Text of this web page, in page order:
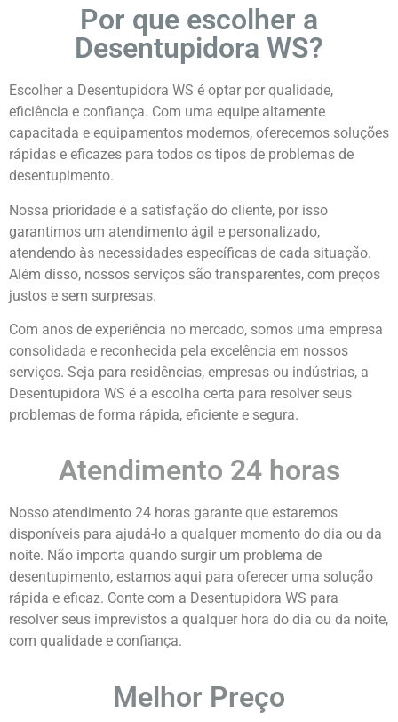
Por que escolher a
Desentupidora WS?
Escolher a Desentupidora WS é optar por qualidade,
eficiência e confiança. Com uma equipe altamente
capacitada e equipamentos modernos, oferecemos soluções
rápidas e eficazes para todos os tipos de problemas de
desentupimento.
Nossa prioridade é a satisfação do cliente, por isso
garantimos um atendimento ágil e personalizado,
atendendo às necessidades específicas de cada situação.
Além disso, nossos serviços são transparentes, com preços
justos e sem surpresas.
Com anos de experiência no mercado, somos uma empresa
consolidada e reconhecida pela excelência em nossos
serviços. Seja para residências, empresas ou indústrias, a
Desentupidora WS é a escolha certa para resolver seus
problemas de forma rápida, eficiente e segura.
Atendimento 24 horas
Nosso atendimento 24 horas garante que estaremos
disponíveis para ajudá-lo a qualquer momento do dia ou da
noite. Não importa quando surgir um problema de
desentupimento, estamos aqui para oferecer uma solução
rápida e eficaz. Conte com a Desentupidora WS para
resolver seus imprevistos a qualquer hora do dia ou da noite,
com qualidade e confiança.
Melhor Preço